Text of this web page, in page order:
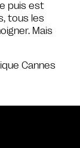
puis est
tous les
Mais
Cannes